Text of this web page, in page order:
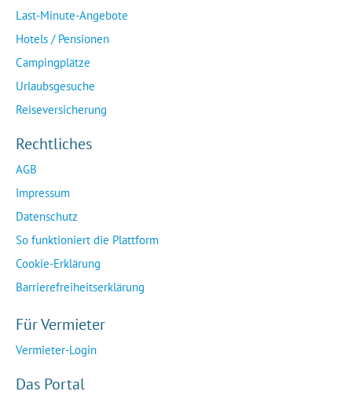
Last-Minute-Angebote
Hotels / Pensionen
Campingplätze
Urlaubsgesuche
Reiseversicherung
Rechtliches
AGB
Impressum
Datenschutz
So funktioniert die Plattform
Cookie-Erklärung
Barrierefreiheitserklärung
Für Vermieter
Vermieter-Login
Das Portal